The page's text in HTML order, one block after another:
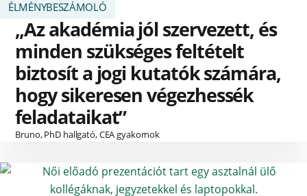
ÉLMÉNYBESZÁMOLÓ
„Az akadémia jól szervezett, és
minden szükséges feltételt
biztosít a jogi kutatók számára,
hogy sikeresen végezhessék
feladataikat”
Bruno, PhD hallgató, CEA gyakornok